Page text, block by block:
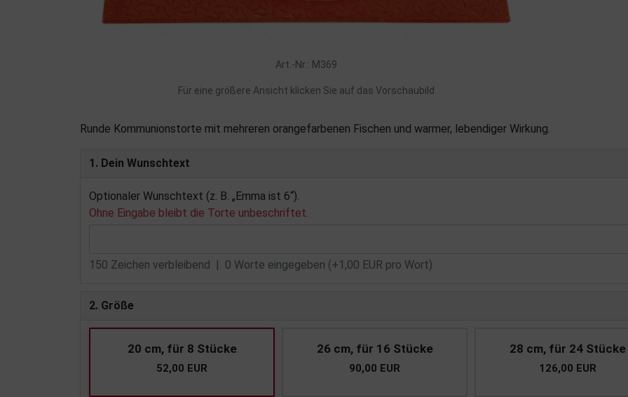
Art.-Nr.: M369
Für eine größere Ansicht klicken Sie auf das Vorschaubild
Runde Kommunionstorte mit mehreren orangefarbenen Fischen und warmer, lebendiger Wirkung.
1. Dein Wunschtext
Optionaler Wunschtext (z. B. „Emma ist 6“).
Ohne Eingabe bleibt die Torte unbeschriftet.
150 Zeichen verbleibend | 0 Worte eingegeben (+1,00 EUR pro Wort)
2. Größe
20 cm, für 8 Stücke
52,00 EUR
26 cm, für 16 Stücke
90,00 EUR
28 cm, für 24 Stücke
126,00 EUR